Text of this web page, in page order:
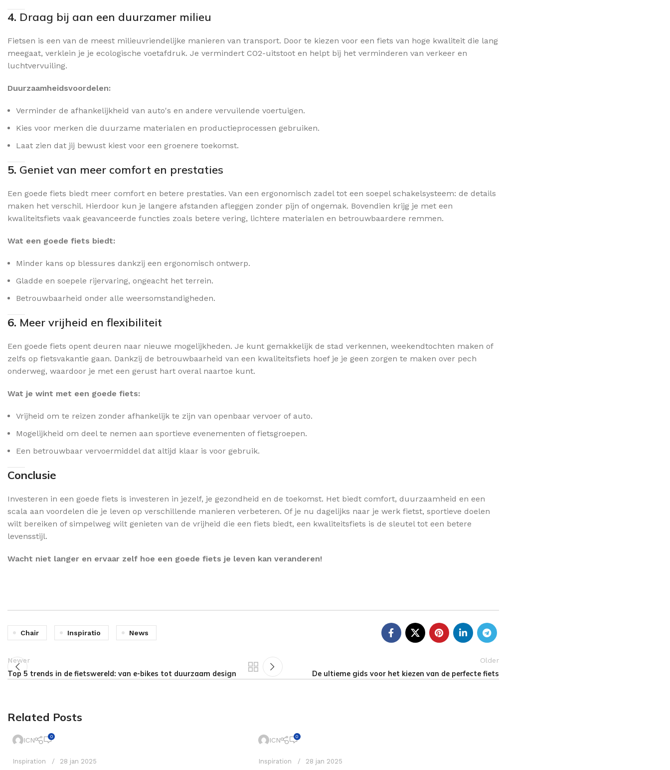
4. Draag bij aan een duurzamer milieu
Fietsen is een van de meest milieuvriendelijke manieren van transport. Door te kiezen voor een fiets van hoge kwaliteit die lang
meegaat, verklein je je ecologische voetafdruk. Je vermindert CO2-uitstoot en helpt bij het verminderen van verkeer en
luchtvervuiling.
Duurzaamheidsvoordelen:
Verminder de afhankelijkheid van auto's en andere vervuilende voertuigen.
Kies voor merken die duurzame materialen en productieprocessen gebruiken.
Laat zien dat jij bewust kiest voor een groenere toekomst.
5. Geniet van meer comfort en prestaties
Een goede fiets biedt meer comfort en betere prestaties. Van een ergonomisch zadel tot een soepel schakelsysteem: de details
maken het verschil. Hierdoor kun je langere afstanden afleggen zonder pijn of ongemak. Bovendien krijg je met een
kwaliteitsfiets vaak geavanceerde functies zoals betere vering, lichtere materialen en betrouwbaardere remmen.
Wat een goede fiets biedt:
Minder kans op blessures dankzij een ergonomisch ontwerp.
Gladde en soepele rijervaring, ongeacht het terrein.
Betrouwbaarheid onder alle weersomstandigheden.
6. Meer vrijheid en flexibiliteit
Een goede fiets opent deuren naar nieuwe mogelijkheden. Je kunt gemakkelijk de stad verkennen, weekendtochten maken of
zelfs op fietsvakantie gaan. Dankzij de betrouwbaarheid van een kwaliteitsfiets hoef je je geen zorgen te maken over pech
onderweg, waardoor je met een gerust hart overal naartoe kunt.
Wat je wint met een goede fiets:
Vrijheid om te reizen zonder afhankelijk te zijn van openbaar vervoer of auto.
Mogelijkheid om deel te nemen aan sportieve evenementen of fietsgroepen.
Een betrouwbaar vervoermiddel dat altijd klaar is voor gebruik.
Conclusie
Investeren in een goede fiets is investeren in jezelf, je gezondheid en de toekomst. Het biedt comfort, duurzaamheid en een
scala aan voordelen die je leven op verschillende manieren verbeteren. Of je nu dagelijks naar je werk fietst, sportieve doelen
wilt bereiken of simpelweg wilt genieten van de vrijheid die een fiets biedt, een kwaliteitsfiets is de sleutel tot een betere
levensstijl.
Wacht niet langer en ervaar zelf hoe een goede fiets je leven kan veranderen!
Chair Inspiratio News
Newer
Top 5 trends in de fietswereld: van e-bikes tot duurzaam design
Older
De ultieme gids voor het kiezen van de perfecte fiets
Related Posts
ICN 0
Inspiration 28 jan 2025
ICN 0
Inspiration 28 jan 2025